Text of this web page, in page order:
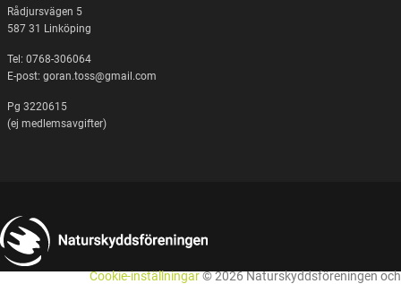
Rådjursvägen 5
587 31 Linköping
Tel: 0768-306064
E-post: goran.toss@gmail.com
Pg 3220615
(ej medlemsavgifter)
Cookie-inställningar© 2026 Naturskyddsföreningen och